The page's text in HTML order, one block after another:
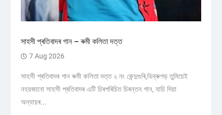
সাহসী প্ৰতিবাদৰ গান – ৰুমী কলিতা দত্ত
7 Aug 2026
সাহসী প্ৰতিবাদৰ গান ৰুমী কলিতা দত্ত ২ নং কেন্দুগুৰি,ডিব্ৰুগড় তুমিয়েই
নহয়জানো সাহসী প্ৰতিবাদৰ এটি চিৰপৰিচিত চিৰন্তন গান, যাচি দিয়া
অন্যায়ৰ...